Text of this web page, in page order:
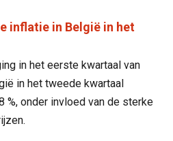
inflatie in België in het
in het eerste kwartaal van
in het tweede kwartaal
%, onder invloed van de sterke